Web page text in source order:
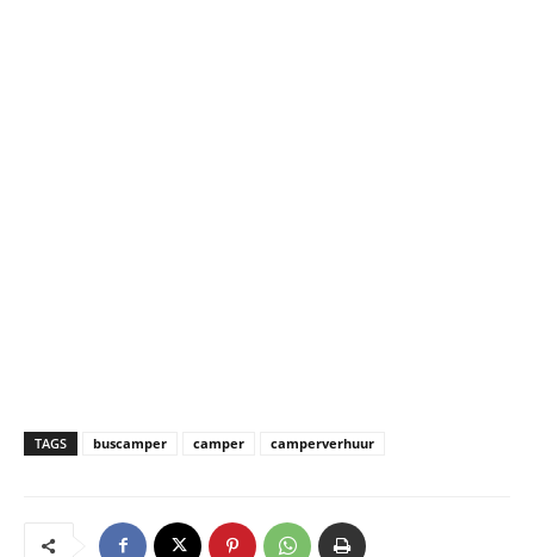
TAGS buscamper camper camperverhuur